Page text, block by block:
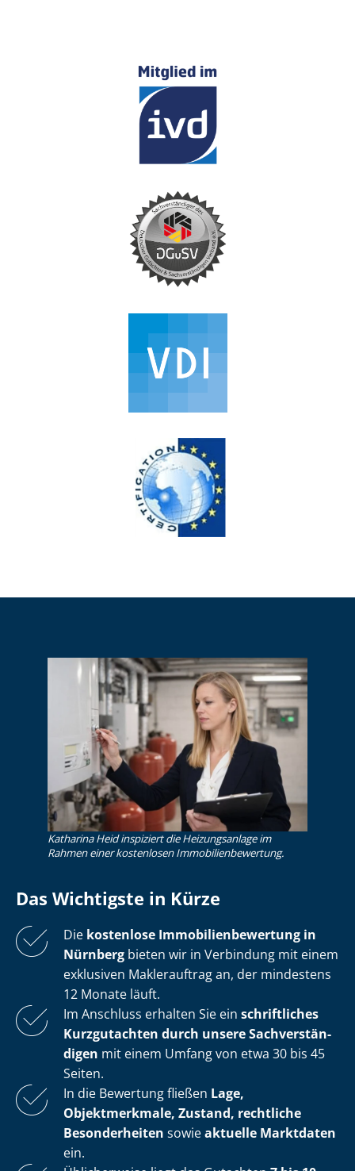
Katharina Heid inspiziert die Heizungsanlage im
Rahmen einer kostenlosen Im­mo­bi­li­en­be­wer­tung.
Das Wichtigste in Kürze
Die kostenlose Im­mo­bi­li­en­be­wer­tung in
Nürnberg bieten wir in Verbindung mit einem
exklusiven Maklerauftrag an, der mindestens
12 Monate läuft.
Im Anschluss erhalten Sie ein schriftliches
Kurzgutachten durch unsere Sach­ver­stän­
di­gen mit einem Umfang von etwa 30 bis 45
Seiten.
In die Bewertung fließen Lage,
Objektmerkmale, Zustand, rechtliche
Besonderheiten sowieaktuelle Marktdaten
ein.